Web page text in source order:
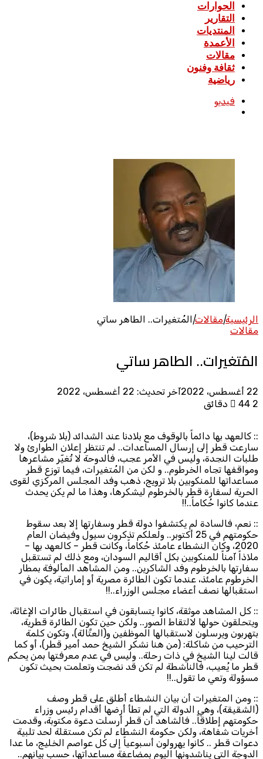
الحوارات
التقارير
المنتديات
الأعمدة
مقالات
ثقافة وفنون
رياضية
فيديو
الرئيسية|مقالات|المُتغيرات.. الطاهر ساتي
مقالات
المُتغيرات.. الطاهر ساتي
22 أغسطس، 2022
آخر تحديث: 22 أغسطس، 2022
44 2 دقائق
:: كالعهد بها دائماً بالوقوف مع بلادنا عند الشدائد (بلا شروط)،
سارعت قطر إلى إرسال المساعدات.. لم تنتظر إعلان الطوارئ ولا
طلبات النجدة، وليس في الأمر عجب، فالدوحة لا تُغيّر مشاعرها
ومواقفها تجاه الخرطوم.. و لكن من المُتغيرات، فيما توزع قطر
مساعداتها للمنكوبين بلا ترويج، ذهب وفد المجلس المركزي لقوى
الحرية لسفارة قطر بالخرطوم ليشكرها، وهذا ما لم يكن يحدث
عندما كانوا حُكاماً..!!
:: نعم، فالسادة لم يكتشفوا دولة قطر وسفارتها إلا بعد سقوط
حكومتهم في 25 أكتوبر.. ولعلكم تذكرون سيول وفيضان العام
2020، وكان النشطاء عامئذ حُكاماً، وكانت قطر – كالعهد بها –
ملاذاً آمناً للمنكوبين بكل أقاليم السودان، ومع ذلك لم تستقبل
سفارتها بالخرطوم وفد الشاكرين.. ومن المشاهد المألوفة بمطار
الخرطوم عامئذ، عندما تكون الطائرة مصرية أو إماراتية، يكون في
استقبالها نصف أعضاء مجلس الوزراء..!!
:: كل المشاهد موثقة، كانوا يتسابقون في استقبال طائرات الإغاثة،
ويتحلقون حولها لالتقاط الصور.. ولكن حين تكون الطائرة قطرية،
بتهربون ويرسلون لاستقبالها الموظفين و(العتَّالة)، وتكون كلمة
الترحيب من شاكلة: (من هنا نشكر الشيخ حمد أمير قطر)، أو كما
قالت لينا الشيخ في ذات رحلة.. وليس في عدم معرفتها بمن يحكم
قطر ما يُعيب، فالناشطة لم تكن قد نضجت وتعلمت بحيث تكون
مسؤولة وتعي ما تقول..!!
:: ومن المتغيرات أن بيان النشطاء أطلق على قطر وصف
(الشقيقة)، وهي الدولة التي لم تطأ أرضها أقدام رئيس وزراء
حكومتهم إطلاقاً.. فالشاهد أن قطر أرسلت دعوة مكتوبة، وقدمت
أخريات شفاهة، ولكن حكومة النشطاء لم تكن مستقلة لحد تلبية
دعوات قطر .. كانوا يهرولون أسبوعياً إلى كل عواصم الخليج، ما عدا
الدوحة التي يناشدونها اليوم بمضاعفة مساعداتها، حسب بيانهم..